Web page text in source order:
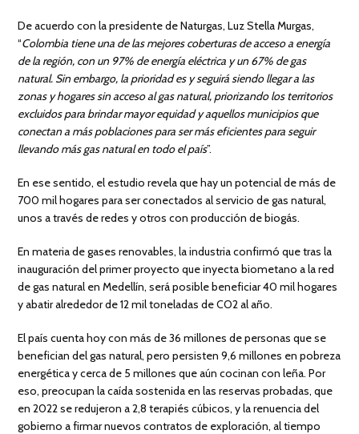
De acuerdo con la presidente de Naturgas, Luz Stella Murgas,
“Colombia tiene una de las mejores coberturas de acceso a energía
de la región, con un 97% de energía eléctrica y un 67% de gas
natural. Sin embargo, la prioridad es y seguirá siendo llegar a las
zonas y hogares sin acceso al gas natural, priorizando los territorios
excluidos para brindar mayor equidad y aquellos municipios que
conectan a más poblaciones para ser más eficientes para seguir
llevando más gas natural en todo el país”.
En ese sentido, el estudio revela que hay un potencial de más de
700 mil hogares para ser conectados al servicio de gas natural,
unos a través de redes y otros con producción de biogás.
En materia de gases renovables, la industria confirmó que tras la
inauguración del primer proyecto que inyecta biometano a la red
de gas natural en Medellín, será posible beneficiar 40 mil hogares
y abatir alrededor de 12 mil toneladas de CO2 al año.
El país cuenta hoy con más de 36 millones de personas que se
benefician del gas natural, pero persisten 9,6 millones en pobreza
energética y cerca de 5 millones que aún cocinan con leña. Por
eso, preocupan la caída sostenida en las reservas probadas, que
en 2022 se redujeron a 2,8 terapiés cúbicos, y la renuencia del
gobierno a firmar nuevos contratos de exploración, al tiempo